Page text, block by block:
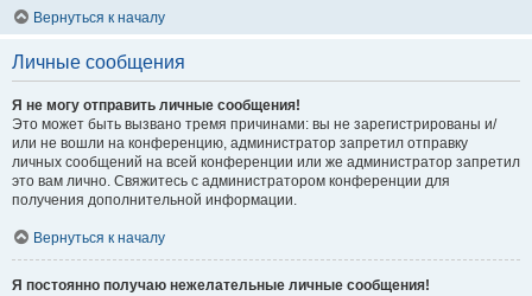
Вернуться к началу
Личные сообщения
Я не могу отправить личные сообщения!
Это может быть вызвано тремя причинами: вы не зарегистрированы и/
или не вошли на конференцию, администратор запретил отправку
личных сообщений на всей конференции или же администратор запретил
это вам лично. Свяжитесь с администратором конференции для
получения дополнительной информации.
Вернуться к началу
Я постоянно получаю нежелательные личные сообщения!